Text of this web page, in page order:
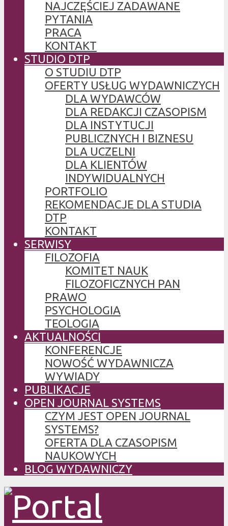
NAJCZĘŚCIEJ ZADAWANE
PYTANIA
PRACA
KONTAKT
STUDIO DTP
O STUDIU DTP
OFERTY USŁUG WYDAWNICZYCH
DLA WYDAWCÓW
DLA REDAKCJI CZASOPISM
DLA INSTYTUCJI
PUBLICZNYCH I BIZNESU
DLA UCZELNI
DLA KLIENTÓW
INDYWIDUALNYCH
PORTFOLIO
REKOMENDACJE DLA STUDIA
DTP
KONTAKT
SERWISY
FILOZOFIA
KOMITET NAUK
FILOZOFICZNYCH PAN
PRAWO
PSYCHOLOGIA
TEOLOGIA
AKTUALNOŚCI
KONFERENCJE
NOWOŚĆ WYDAWNICZA
WYWIADY
PUBLIKACJE
OPEN JOURNAL SYSTEMS
CZYM JEST OPEN JOURNAL
SYSTEMS?
OFERTA DLA CZASOPISM
NAUKOWYCH
BLOG WYDAWNICZY